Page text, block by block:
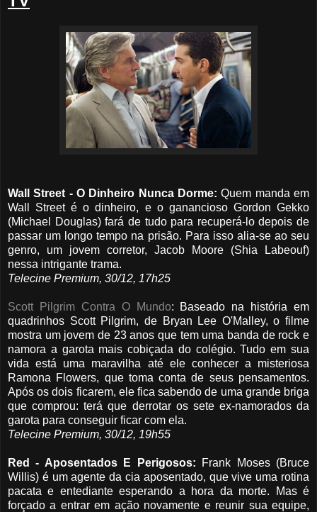
Wall Street - O Dinheiro Nunca Dorme: Quem manda em
Wall Street é o dinheiro, e o ganancioso Gordon Gekko
(Michael Douglas) fará de tudo para recuperá-lo depois de
passar um longo tempo na prisão. Para isso alia-se ao seu
genro, um jovem corretor, Jacob Moore (Shia Labeouf)
nessa intrigante trama.
Telecine Premium, 30/12, 17h25
Scott Pilgrim Contra O Mundo: Baseado na história em
quadrinhos Scott Pilgrim, de Bryan Lee O'Malley, o filme
mostra um jovem de 23 anos que tem uma banda de rock e
namora a garota mais cobiçada do colégio. Tudo em sua
vida está uma maravilha até ele conhecer a misteriosa
Ramona Flowers, que toma conta de seus pensamentos.
Após os dois ficarem, ele fica sabendo de uma grande briga
que comprou: terá que derrotar os sete ex-namorados da
garota para conseguir ficar com ela.
Telecine Premium, 30/12, 19h55
Red - Aposentados E Perigosos: Frank Moses (Bruce
Willis) é um agente da cia aposentado, que vive uma rotina
pacata e entediante esperando a hora da morte. Mas é
forçado a entrar em ação novamente e reunir sua equipe,